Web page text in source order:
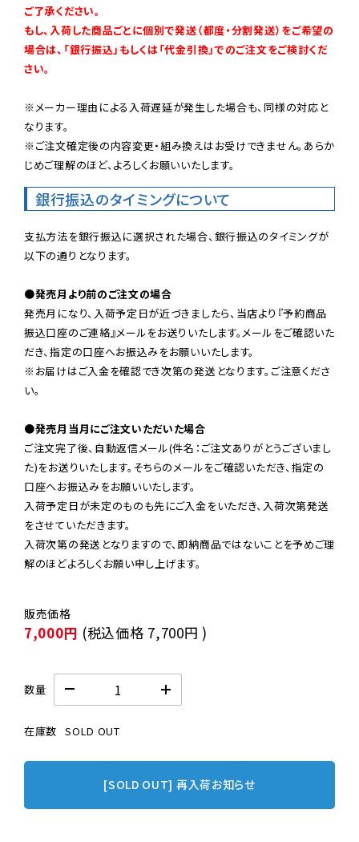
ご了承ください。
もし、入荷した商品ごとに個別で発送（都度・分割発送）をご希望の
場合は、「銀行振込」もしくは「代金引換」でのご注文をご検討くだ
さい。
※メーカー理由による入荷遅延が発生した場合も、同様の対応と
なります。
※ご注文確定後の内容変更・組み換えはお受けできません。あらか
じめご理解のほど、よろしくお願いいたします。
銀行振込のタイミングについて
支払方法を銀行振込に選択された場合、銀行振込のタイミングが
以下の通りとなります。
●発売月より前のご注文の場合
発売月になり、入荷予定日が近づきましたら、当店より『予約商品
振込口座のご連絡』メールをお送りいたします。メールをご確認いた
だき、指定の口座へお振込みをお願いいたします。
※お届けはご入金を確認でき次第の発送となります。ご注意くださ
い。
●発売月当月にご注文いただいた場合
ご注文完了後、自動返信メール(件名：ご注文ありがとうございまし
た)をお送りいたします。そちらのメールをご確認いただき、指定の
口座へお振込みをお願いいたします。
入荷予定日が未定のものも先にご入金をいただき、入荷次第発送
をさせていただきます。
入荷次第の発送となりますので、即納商品ではないことを予めご理
解のほどよろしくお願い申し上げます。
7,000円 (税込価格 7,700円 )
数量
在庫数 SOLD OUT
[SOLD OUT] 再入荷お知らせ